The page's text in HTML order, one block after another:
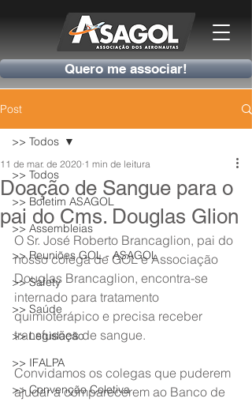
Quero me associar!
Post
>> Todos
>> Boletim ASAGOL
>> Assembleias
>> Reuniões GOL - ASAGOL
>> Safety
>> Saúde
>> Legislação
>> IFALPA
>> Convenção Coletiva
>> Todos
Doação de Sangue para o
pai do Cms. Douglas Glion
11 de mar. de 2020 1 min de leitura
O Sr. José Roberto Brancaglion, pai do
nosso colega de GOL e Associação
Douglas Brancaglion, encontra-se
internado para tratamento
quimioterápico e precisa receber
transfusões de sangue.
Convidamos os colegas que puderem
ajudar a comparecerem ao Banco de